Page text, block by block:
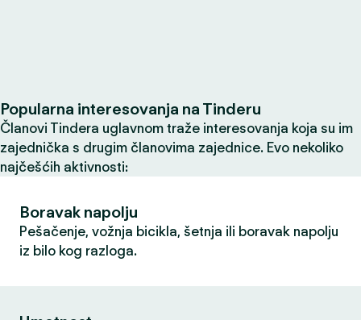
Popularna interesovanja na Tinderu
Članovi Tindera uglavnom traže interesovanja koja su im
zajednička s drugim članovima zajednice. Evo nekoliko
najčešćih aktivnosti:
Boravak napolju
Pešačenje, vožnja bicikla, šetnja ili boravak napolju
iz bilo kog razloga.